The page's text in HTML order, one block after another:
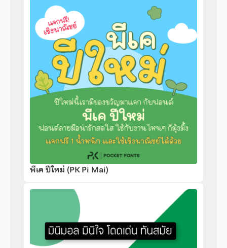
พีเค ปีใหม่ (PK Pi Mai)